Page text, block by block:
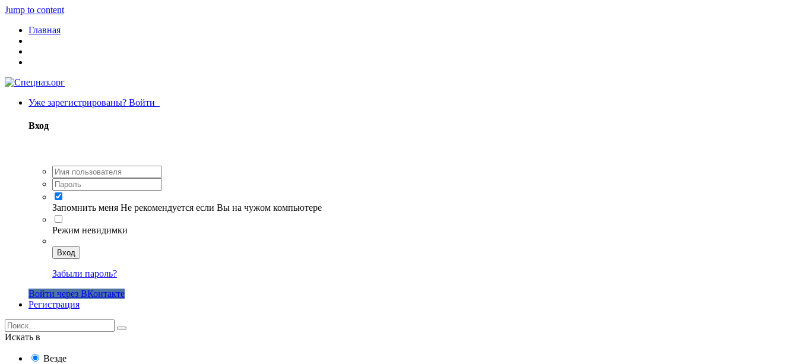
Jump to content
Главная
Уже зарегистрированы? Войти
Вход
Запомнить меня Не рекомендуется если Вы на чужом компьютере
Режим невидимки
Вход
Забыли пароль?
Войти через ВКонтакте
Регистрация
Искать в
Везде